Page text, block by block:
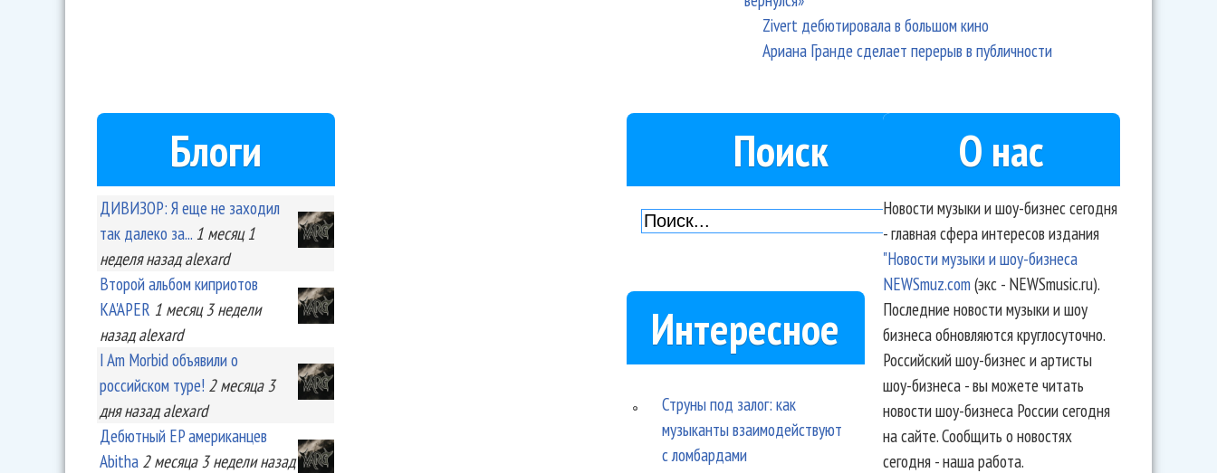
Zivert дебютировала в большом кино
Ариана Гранде сделает перерыв в публичности
Блоги
ДИВИЗОР: Я еще не заходил
так далеко за... 1 месяц 1
неделяназад alexard
Второй альбом киприотов
KA'APER 1 месяц 3 недели
назад alexard
I Am Morbid объявили о
российском туре! 2 месяца 3
дняназад alexard
Дебютный EP американцев
Abitha 2 месяца 3 неделиназад
Поиск
Интересное
Струны под залог: как
музыканты взаимодействуют
с ломбардами
О нас
Новости музыки и шоу-бизнес сегодня
- главная сфера интересов издания
"Новости музыки и шоу-бизнеса
NEWSmuz.com(экс - NEWSmusic.ru).
Последние новости музыки и шоу
бизнеса обновляются круглосуточно.
Российский шоу-бизнес и артисты
шоу-бизнеса - вы можете читать
новости шоу-бизнеса России сегодня
на сайте. Сообщить о новостях
сегодня - наша работа.